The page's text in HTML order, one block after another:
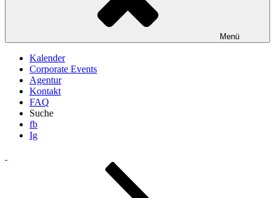
Menü
Kalender
Corporate Events
Agentur
Kontakt
FAQ
Suche
fb
Ig